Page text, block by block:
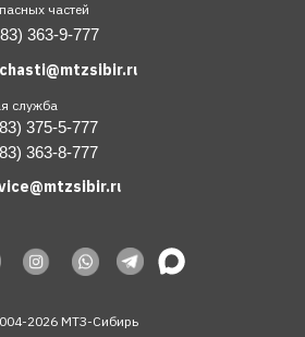
2026 МТЗ-Сибирь
частей
служба
375-5-777
363-9-777
363-8-777